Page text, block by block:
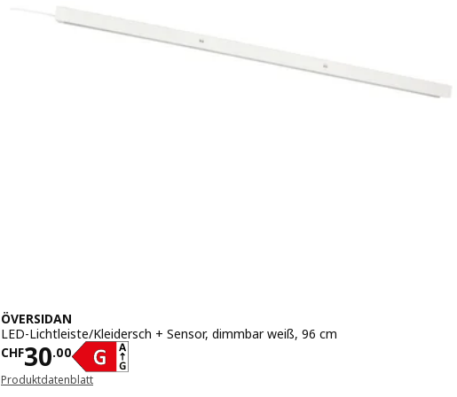
ÖVERSIDAN
LED-Lichtleiste/Kleidersch + Sensor, dimmbar weiß, 96 cm
CHF30.00
Preis CHF 30.00
Produktdatenblatt